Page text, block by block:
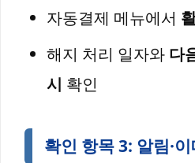
자동결제 메뉴에서
해지 처리 일자와 다
시 확인
확인 항목 3: 알림·